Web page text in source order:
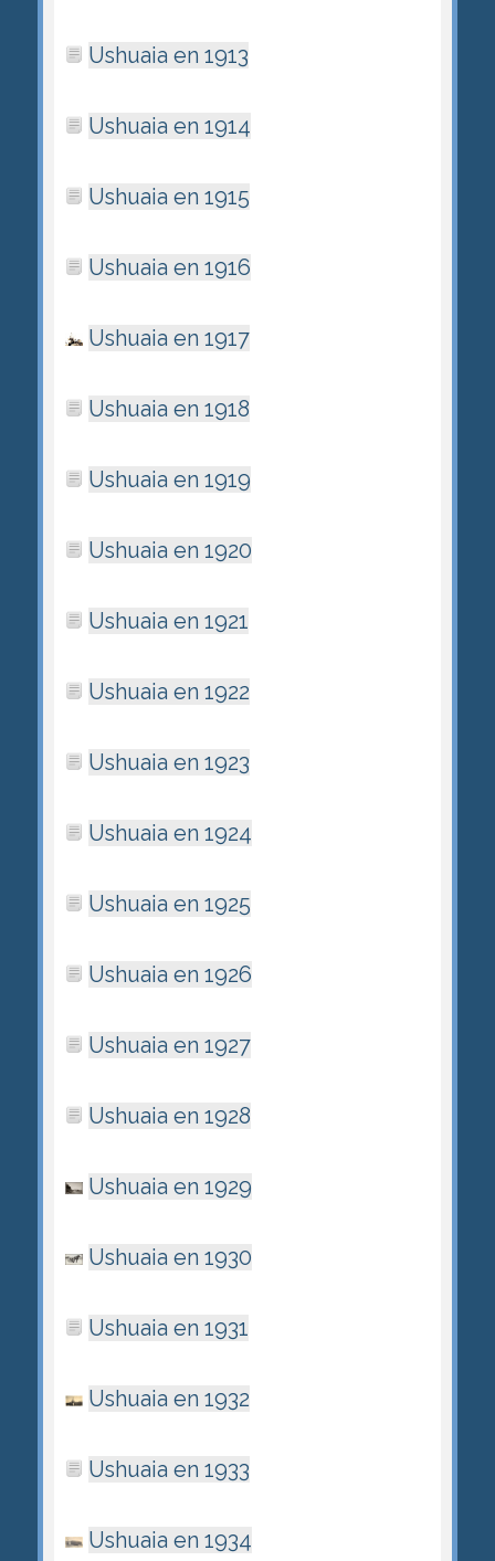
Ushuaia en 1913
Ushuaia en 1914
Ushuaia en 1915
Ushuaia en 1916
Ushuaia en 1917
Ushuaia en 1918
Ushuaia en 1919
Ushuaia en 1920
Ushuaia en 1921
Ushuaia en 1922
Ushuaia en 1923
Ushuaia en 1924
Ushuaia en 1925
Ushuaia en 1926
Ushuaia en 1927
Ushuaia en 1928
Ushuaia en 1929
Ushuaia en 1930
Ushuaia en 1931
Ushuaia en 1932
Ushuaia en 1933
Ushuaia en 1934